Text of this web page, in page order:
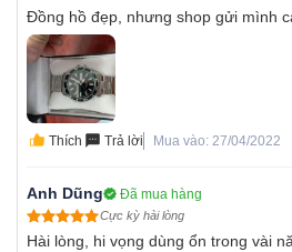
Đồng hồ đẹp, nhưng shop gửi mình
Thích Trả lời Mua vào: 27/04/2022
Anh Dũng Đã mua hàng
Cực kỳ hài lòng
Hài lòng, hi vọng dùng ổn trong vài